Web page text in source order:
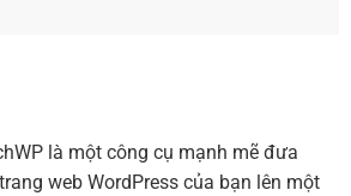
là một công cụ mạnh mẽ đưa
web WordPress của bạn lên một